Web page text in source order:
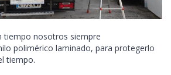
tiempo nosotros siempre
polimérico laminado, para protegerlo
tiempo.